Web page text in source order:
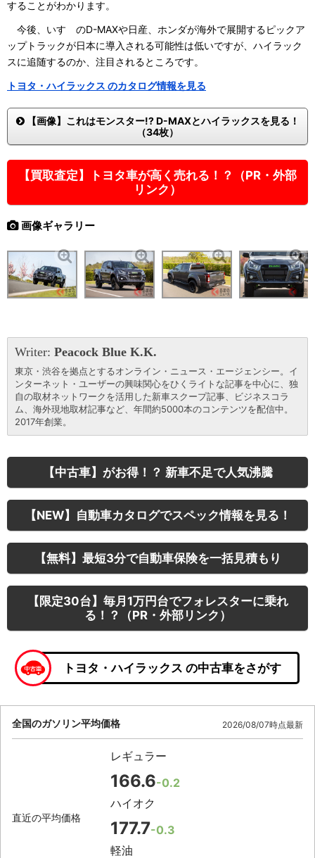
することがわかります。
今後、いすゞのD-MAXや日産、ホンダが海外で展開するピックア
ップトラックが日本に導入される可能性は低いですが、ハイラック
スに追随するのか、注目されるところです。
トヨタ・ハイラックス のカタログ情報を見る
【画像】これはモンスター!? D-MAXとハイラックスを見る！
（34枚）
【買取査定】トヨタ車が高く売れる！？（PR・外部
リンク）
画像ギャラリー
Writer: Peacock Blue K.K.
東京・渋谷を拠点とするオンライン・ニュース・エージェンシー。イ
ンターネット・ユーザーの興味関心をひくライトな記事を中心に、独
自の取材ネットワークを活用した新車スクープ記事、ビジネスコラ
ム、海外現地取材記事など、年間約5000本のコンテンツを配信中。
2017年創業。
【中古車】がお得！？ 新車不足で人気沸騰
【NEW】自動車カタログでスペック情報を見る！
【無料】最短3分で自動車保険を一括見積もり
【限定30台】毎月1万円台でフォレスターに乗れ
る！？（PR・外部リンク）
トヨタ・ハイラックス の中古車をさがす
全国のガソリン平均価格 2026/08/07時点最新
直近の平均価格
レギュラー
166.6-0.2
ハイオク
177.7-0.3
軽油